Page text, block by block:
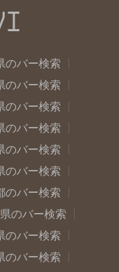
のバー検索
のバー検索
のバー検索
のバー検索
のバー検索
のバー検索
のバー検索
のバー検索
のバー検索
のバー検索